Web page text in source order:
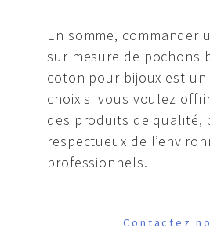
En somme, commander
sur mesure de pochons
coton pour bijoux est
choix si vous voulez
des produits de qualité,
respectueux de
professionnels.
Contactez